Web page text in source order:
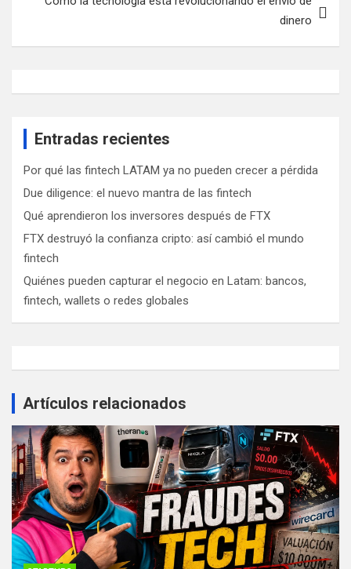
dinero
Entradas recientes
Por qué las fintech LATAM ya no pueden crecer a pérdida
Due diligence: el nuevo mantra de las fintech
Qué aprendieron los inversores después de FTX
FTX destruyó la confianza cripto: así cambió el mundo
fintech
Quiénes pueden capturar el negocio en Latam: bancos,
fintech, wallets o redes globales
Artículos relacionados